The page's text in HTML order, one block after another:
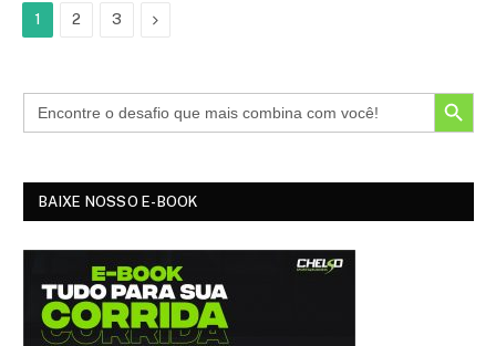
1 2 3 Próximo
SEARCH BUTTON
BAIXE NOSSO E-BOOK